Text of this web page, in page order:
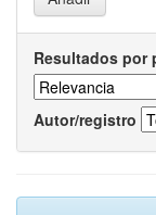
Resultados por
Autor/registro